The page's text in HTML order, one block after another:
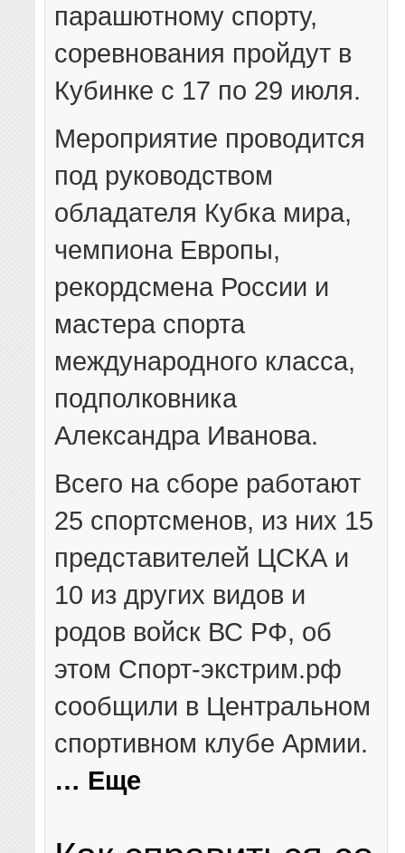
парашютному спорту,
соревнования пройдут в
Кубинке с 17 по 29 июля.
Мероприятие проводится
под руководством
обладателя Кубка мира,
чемпиона Европы,
рекордсмена России и
мастера спорта
международного класса,
подполковника
Александра Иванова.
Всего на сборе работают
25 спортсменов, из них 15
представителей ЦСКА и
10 из других видов и
родов войск ВС РФ, об
этом Спорт-экстрим.рф
сообщили в Центральном
спортивном клубе Армии.
… Еще